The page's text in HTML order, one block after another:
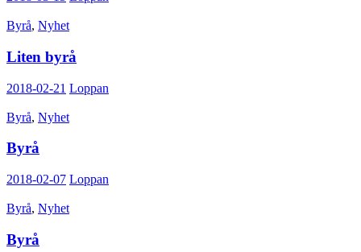
Byrå, Nyhet
Liten byrå
2018-02-21 Loppan
Byrå, Nyhet
Byrå
2018-02-07 Loppan
Byrå, Nyhet
Byrå